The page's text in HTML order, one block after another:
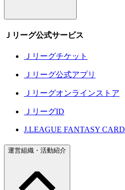
Ｊリーグ公式サービス
Ｊリーグチケット
Ｊリーグ公式アプリ
Ｊリーグオンラインストア
ＪリーグID
J.LEAGUE FANTASY CARD
運営組織・活動紹介